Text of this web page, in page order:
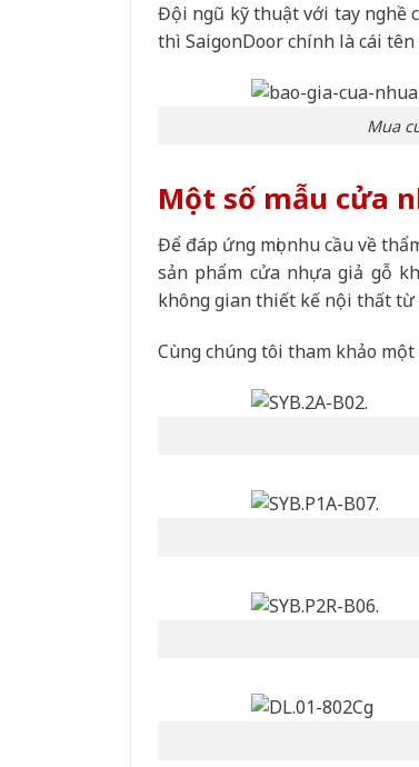
Đội ngũ kỹ thuật với tay nghề
thì SaigonDoor chính là cái tên
Mua
Một số mẫu cửa
Để đáp ứng mọi nhu cầu về
sản phẩm cửa nhựa giả gỗ
không gian thiết kế nội thất từ
Cùng chúng tôi tham khảo